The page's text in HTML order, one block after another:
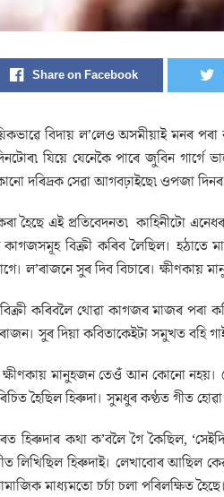
Share on Facebook
বিদায় ল’লেও অসমীয়াই মনৰ
যিয়ে যেনেকৈ পাৰে জুবিন
দৰিদ্ৰক সেৱা আগবঢ়াইছে৷ ওপজা
কৰা হৈছে এই প্ৰতিবেদনত৷ কাহিনীটো
বিক্ৰী কৰিব লৈছিল। হঠাতে
ল’ৰাজনে সুৰ দিব বিচাৰে। ক্ষীণকায়
কৰিবলৈ থোৱা কাগজৰ মাজৰ পৰা
সুৰ দিয়া কবিতাকেইটা সমুখত বহি
মানুহজন তেওঁ আন কোনো নহয়।
হৈছিল হিৰুদা। সুমধুৰ কণ্ঠত গীত
হিৰুদাৰ কথা ক’বলৈ গৈ কৈছিল,
লিখিছিল হিৰুদাই। লেখাবোৰ আছিল
মাধ্যমতো চৰ্চা চলা পৰিলক্ষিত হৈছে।